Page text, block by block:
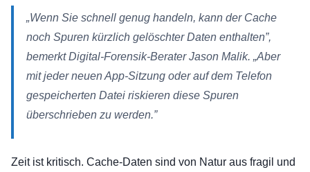
„Wenn Sie schnell genug handeln, kann der Cache
noch Spuren kürzlich gelöschter Daten enthalten”,
bemerkt Digital-Forensik-Berater Jason Malik. „Aber
mit jeder neuen App-Sitzung oder auf dem Telefon
gespeicherten Datei riskieren diese Spuren
überschrieben zu werden.”
Zeit ist kritisch. Cache-Daten sind von Natur aus fragil und